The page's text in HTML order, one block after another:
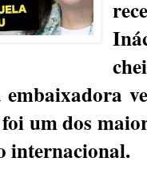
um dos
internacional.